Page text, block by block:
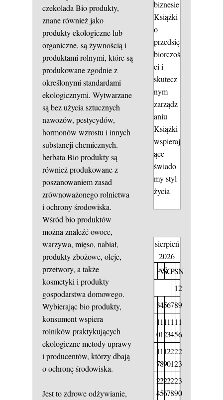
czekoladaBio produkty,
znane również jako
produkty ekologiczne lub
organiczne, są żywnością i
produktami rolnymi, które są
produkowane zgodnie z
określonymi standardami
ekologicznymi. Wytwarzane
są bez użycia sztucznych
nawozów, pestycydów,
hormonów wzrostu i innych
substancji chemicznych.
herbataBio produkty są
również produkowane z
poszanowaniem zasad
zrównoważonego rolnictwa
i ochrony środowiska.
Wśród bio produktów
można znaleźć owoce,
warzywa, mięso, nabiał,
produkty zbożowe, oleje,
przetwory, a także
kosmetyki i produkty
gospodarstwa domowego.
Wybierając bio produkty,
konsument wspiera
rolników praktykujących
ekologiczne metody uprawy
i producentów, którzy dbają
o ochronę środowiska.
Jest to zdrowe odżywianie,
biznesie
Książki
o
przedsię
biorczoś
ci i
skutecz
nym
zarządz
aniu
Książki
wspieraj
ące
świado
my styl
życia
sierpień
2026
PW
ŚCPSN
12
3456789
1
0
1
1
1
2
1
3
1
4
1
5
1
6
1
7
1
8
1
9
2
0
2
1
2
2
2
3
2
4
2
5
2
6
2
7
2
8
2
9
3
0